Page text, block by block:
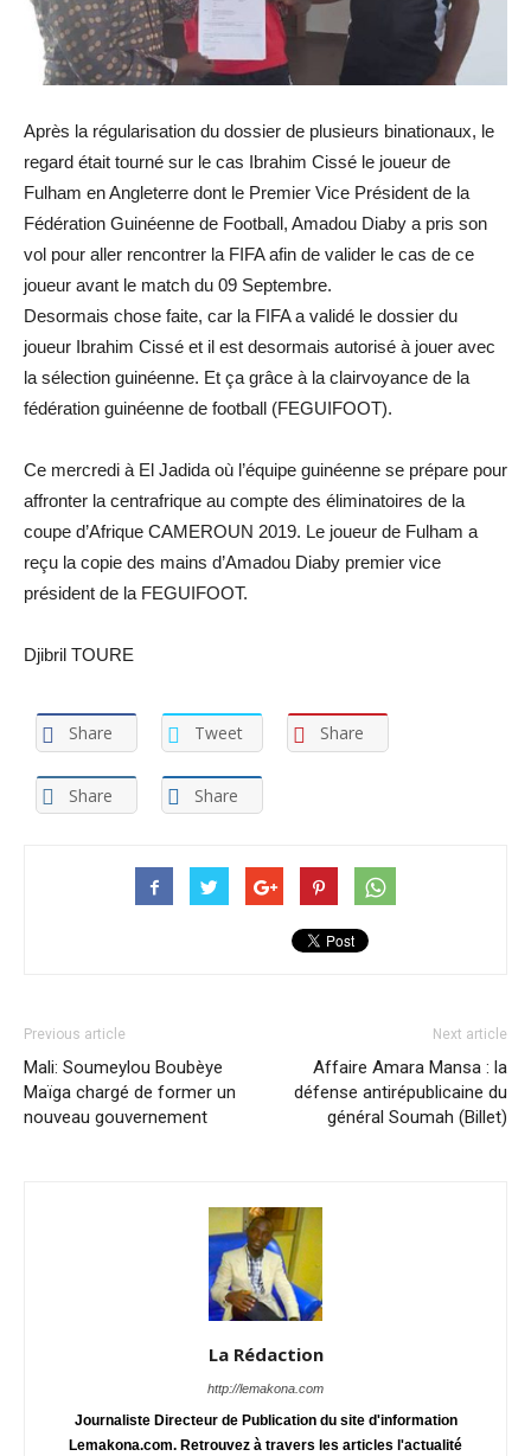
Après la régularisation du dossier de plusieurs binationaux, le
regard était tourné sur le cas Ibrahim Cissé le joueur de
Fulham en Angleterre dont le Premier Vice Président de la
Fédération Guinéenne de Football, Amadou Diaby a pris son
vol pour aller rencontrer la FIFA afin de valider le cas de ce
joueur avant le match du 09 Septembre.
Desormais chose faite, car la FIFA a validé le dossier du
joueur Ibrahim Cissé et il est desormais autorisé à jouer avec
la sélection guinéenne. Et ça grâce à la clairvoyance de la
fédération guinéenne de football (FEGUIFOOT).
Ce mercredi à El Jadida où l’équipe guinéenne se prépare pour
affronter la centrafrique au compte des éliminatoires de la
coupe d’Afrique CAMEROUN 2019. Le joueur de Fulham a
reçu la copie des mains d’Amadou Diaby premier vice
président de la FEGUIFOOT.
Djibril TOURE
Share Tweet Share
Share Share
Previous article
Mali: Soumeylou Boubèye
Maïga chargé de former un
nouveau gouvernement
Next article
Affaire Amara Mansa : la
défense antirépublicaine du
général Soumah (Billet)
La Rédaction
http://lemakona.com
Journaliste Directeur de Publication du site d'information
Lemakona.com. Retrouvez à travers les articles l'actualité